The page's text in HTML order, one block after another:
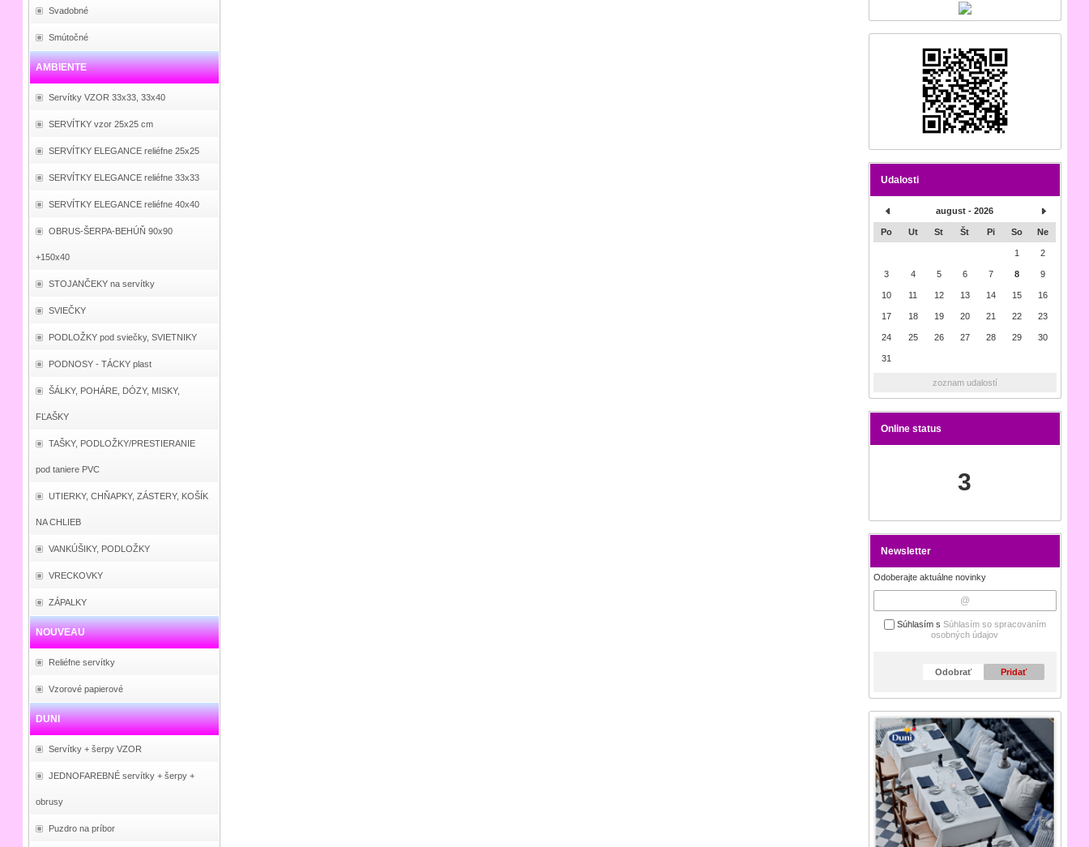
Svadobné
Smútočné
AMBIENTE
Servítky VZOR 33x33, 33x40
SERVÍTKY vzor 25x25 cm
SERVÍTKY ELEGANCE reliéfne 25x25
SERVÍTKY ELEGANCE reliéfne 33x33
SERVÍTKY ELEGANCE reliéfne 40x40
OBRUS-ŠERPA-BEHÚŇ 90x90
+150x40
STOJANČEKY na servítky
SVIEČKY
PODLOŽKY pod sviečky, SVIETNIKY
PODNOSY - TÁCKY plast
ŠÁLKY, POHÁRE, DÓZY, MISKY,
FĽAŠKY
TAŠKY, PODLOŽKY/PRESTIERANIE
pod taniere PVC
UTIERKY, CHŇAPKY, ZÁSTERY, KOŠÍK
NA CHLIEB
VANKÚŠIKY, PODLOŽKY
VRECKOVKY
ZÁPALKY
NOUVEAU
Reliéfne servítky
Vzorové papierové
DUNI
Servítky + šerpy VZOR
JEDNOFAREBNÉ servítky + šerpy +
obrusy
Puzdro na príbor
Udalosti
august - 2026
Po Ut St Št Pi So Ne
1 2
3 4 5 6 7 8 9
10 11 12 13 14 15 16
17 18 19 20 21 22 23
24 25 26 27 28 29 30
31
zoznam udalostí
Online status
3
Newsletter
Odoberajte aktuálne novinky
Súhlasím s Súhlasím so spracovaním
osobných údajov
Odobrať Pridať